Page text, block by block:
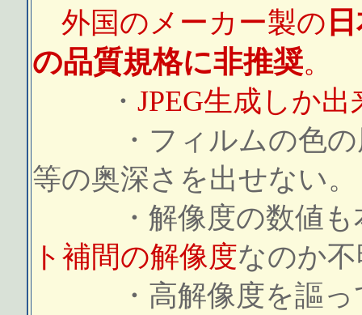
外国のメーカー製の
の品質規格に非推奨。
・ JPEG生成しか
・フィルムの色の厚
等の奥深さを出せない。
・解像度の数値も
ト補間の解像度なのか
・高解像度を謳って